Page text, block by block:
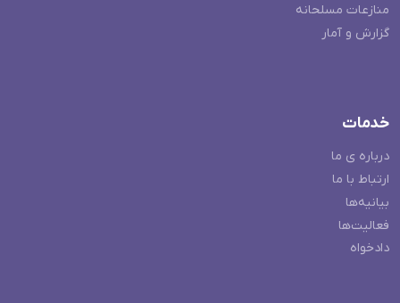
منازعات مسلحانه
گزارش و آمار
خدمات
درباره ی ما
ارتباط با ما
بیانیه‌ها
فعالیت‌ها
دادخواه